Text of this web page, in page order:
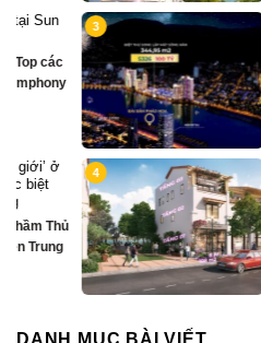
3
Biệt
tâm
Quỹ
sẻCHỈ
TẦNG
4
Nhà
căn hộ
Quỹ
sẻNHÀ
MẠI...